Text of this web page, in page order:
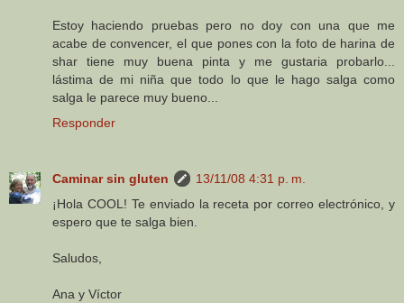
Estoy haciendo pruebas pero no doy con una que me
acabe de convencer, el que pones con la foto de harina de
shar tiene muy buena pinta y me gustaria probarlo...
lástima de mi niña que todo lo que le hago salga como
salga le parece muy bueno...
Responder
Caminar sin gluten
13/11/08 4:31 p. m.
¡Hola COOL! Te enviado la receta por correo electrónico, y
espero que te salga bien.
Saludos,
Ana y Víctor